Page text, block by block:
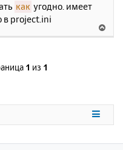
как угодно. имеет
в project.ini
е
с
н
1 из 1